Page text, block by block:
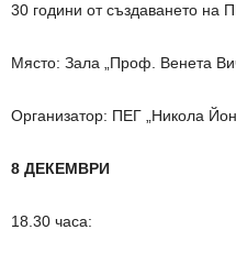
30 години от създаването на
Място: Зала „Проф. Венета
Организатор: ПЕГ „Никола
8 ДЕКЕМВРИ
18.30 часа: